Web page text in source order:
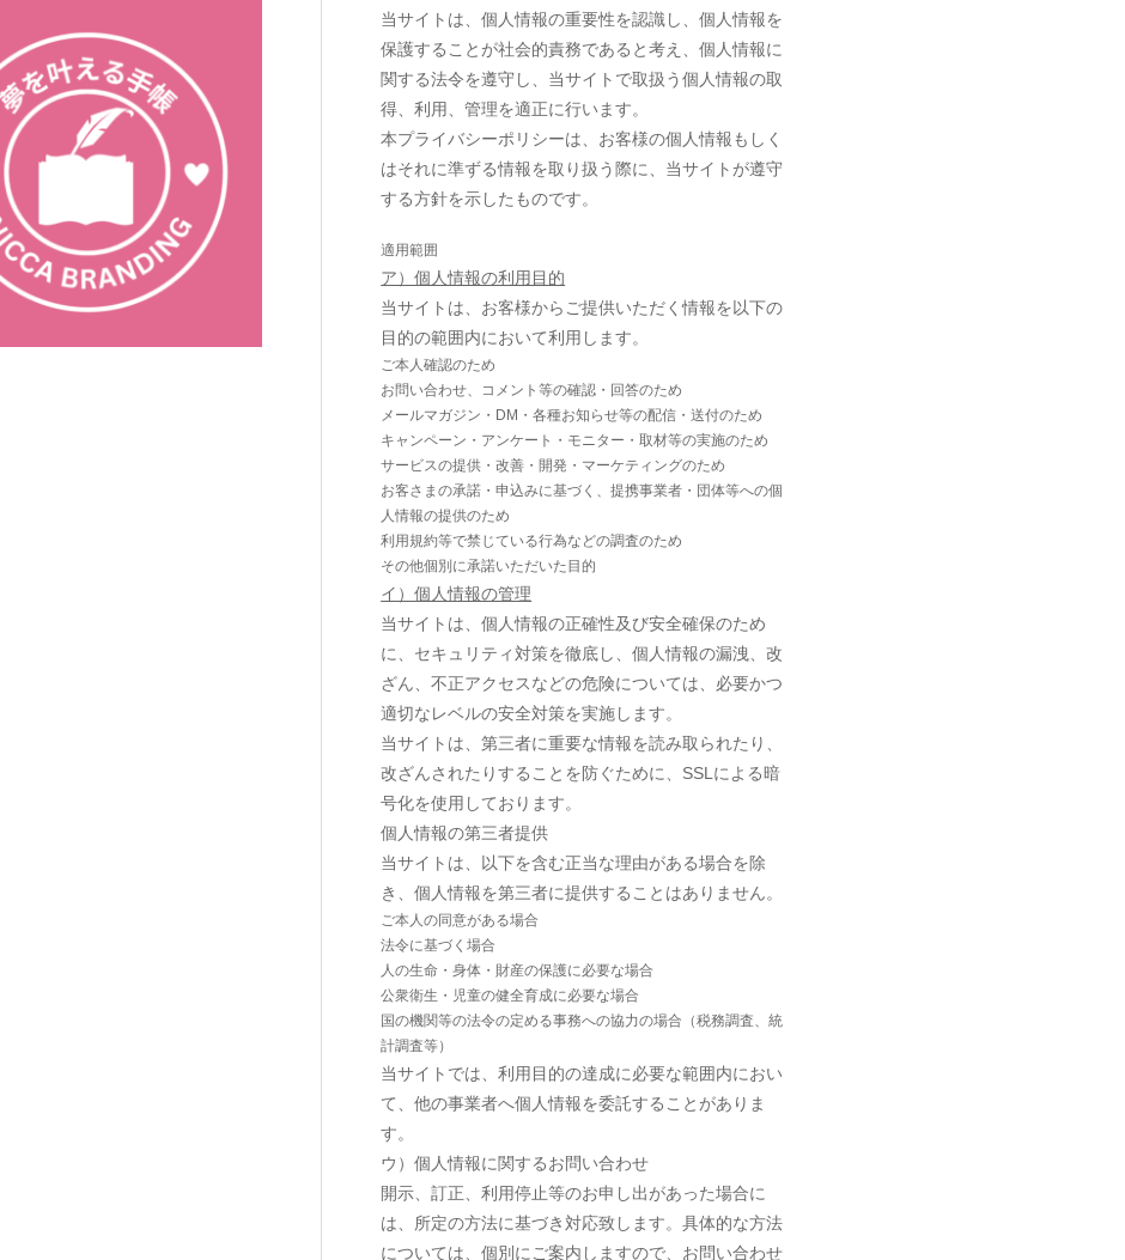
当サイトは、個人情報の重要性を認識し、個人情報を
保護することが社会的責務であると考え、個人情報に
関する法令を遵守し、当サイトで取扱う個人情報の取
得、利用、管理を適正に行います。
本プライバシーポリシーは、お客様の個人情報もしく
はそれに準ずる情報を取り扱う際に、当サイトが遵守
する方針を示したものです。
適用範囲
ア）個人情報の利用目的
当サイトは、お客様からご提供いただく情報を以下の
目的の範囲内において利用します。
ご本人確認のため
お問い合わせ、コメント等の確認・回答のため
メールマガジン・DM・各種お知らせ等の配信・送付のため
キャンペーン・アンケート・モニター・取材等の実施のため
サービスの提供・改善・開発・マーケティングのため
お客さまの承諾・申込みに基づく、提携事業者・団体等への個
人情報の提供のため
利用規約等で禁じている行為などの調査のため
その他個別に承諾いただいた目的
イ）個人情報の管理
当サイトは、個人情報の正確性及び安全確保のため
に、セキュリティ対策を徹底し、個人情報の漏洩、改
ざん、不正アクセスなどの危険については、必要かつ
適切なレベルの安全対策を実施します。
当サイトは、第三者に重要な情報を読み取られたり、
改ざんされたりすることを防ぐために、SSLによる暗
号化を使用しております。
個人情報の第三者提供
当サイトは、以下を含む正当な理由がある場合を除
き、個人情報を第三者に提供することはありません。
ご本人の同意がある場合
法令に基づく場合
人の生命・身体・財産の保護に必要な場合
公衆衛生・児童の健全育成に必要な場合
国の機関等の法令の定める事務への協力の場合（税務調査、統
計調査等）
当サイトでは、利用目的の達成に必要な範囲内におい
て、他の事業者へ個人情報を委託することがありま
す。
ウ）個人情報に関するお問い合わせ
開示、訂正、利用停止等のお申し出があった場合に
は、所定の方法に基づき対応致します。具体的な方法
については、個別にご案内しますので、お問い合わせ